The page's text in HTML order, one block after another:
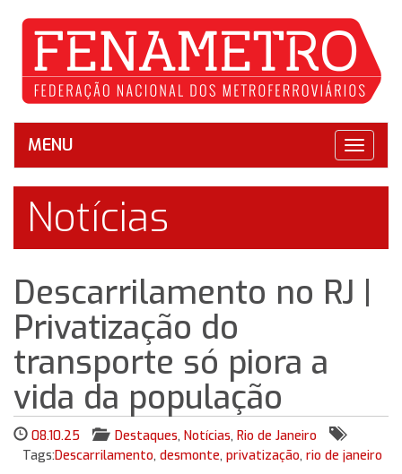
Toggle
MENU
Notícias
Descarrilamento no RJ |
Privatização do
transporte só piora a
vida da população
08.10.25 Destaques, Notícias, Rio de Janeiro
Tags:Descarrilamento, desmonte, privatização, rio de janeiro